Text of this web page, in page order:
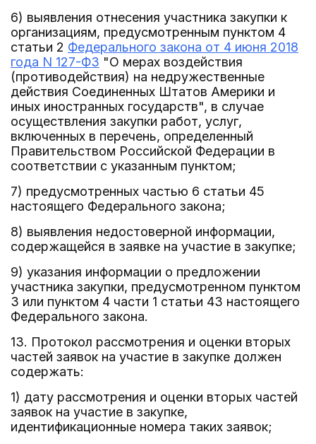
6) выявления отнесения участника закупки к
организациям, предусмотренным пунктом 4
статьи 2 Федерального закона от 4 июня 2018
года N 127-ФЗ "О мерах воздействия
(противодействия) на недружественные
действия Соединенных Штатов Америки и
иных иностранных государств", в случае
осуществления закупки работ, услуг,
включенных в перечень, определенный
Правительством Российской Федерации в
соответствии с указанным пунктом;
7) предусмотренных частью 6 статьи 45
настоящего Федерального закона;
8) выявления недостоверной информации,
содержащейся в заявке на участие в закупке;
9) указания информации о предложении
участника закупки, предусмотренном пунктом
3 или пунктом 4 части 1 статьи 43 настоящего
Федерального закона.
13. Протокол рассмотрения и оценки вторых
частей заявок на участие в закупке должен
содержать:
1) дату рассмотрения и оценки вторых частей
заявок на участие в закупке,
идентификационные номера таких заявок;